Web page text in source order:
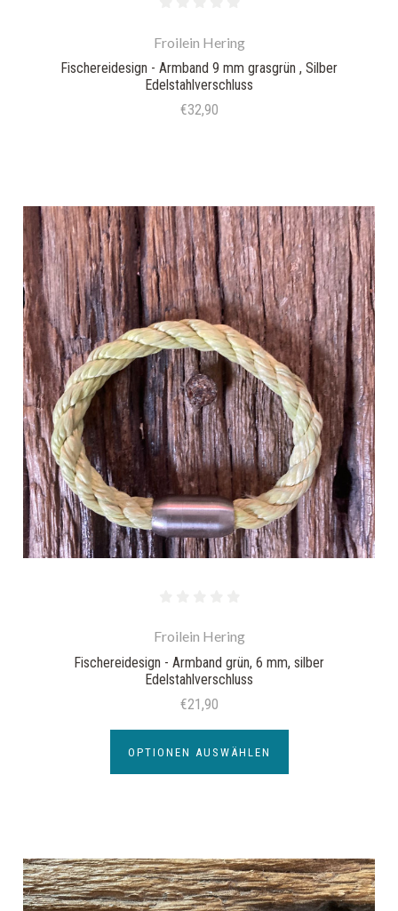
Froilein Hering
Fischereidesign - Armband 9 mm grasgrün , Silber
Edelstahlverschluss
€32,90
Froilein Hering
Fischereidesign - Armband grün, 6 mm, silber
Edelstahlverschluss
€21,90
OPTIONEN AUSWÄHLEN